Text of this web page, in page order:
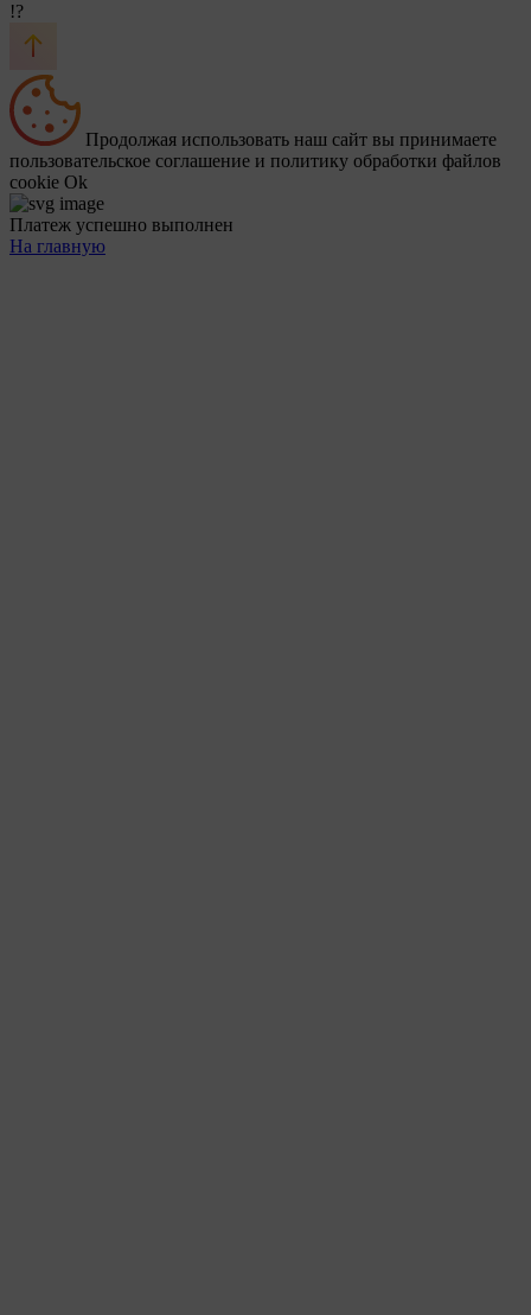
!?
Продолжая использовать наш сайт вы принимаете
пользовательское соглашение и политику обработки файлов
cookie Ok
Платеж успешно выполнен
На главную